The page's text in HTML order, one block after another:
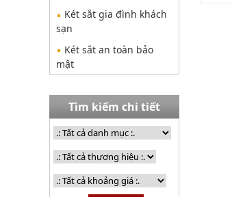
Két sắt gia đình khách
sạn
Két sắt an toàn bảo
mật
Tìm kiếm chi tiết